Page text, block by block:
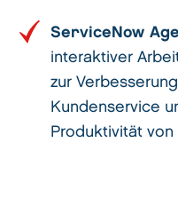
ServiceNow
interaktiver
zur
Kundenservice
Produktivität